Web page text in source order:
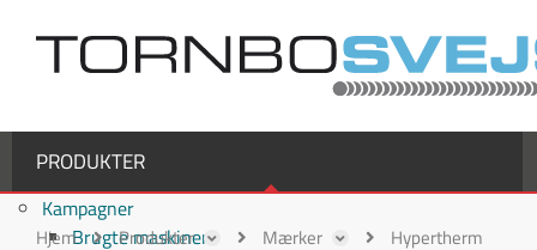
PRODUKTER
Kampagner
Brugte maskiner
Hjem Produkter Mærker Hypertherm